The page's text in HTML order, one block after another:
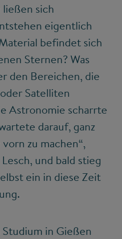
sich
eigentlich
befindet sich
Sternen? Was
den Bereichen, die
Satelliten
Astronomie scharrte
darauf, ganz
zu machen“,
und bald stieg
ein in diese Zeit
in Gießen